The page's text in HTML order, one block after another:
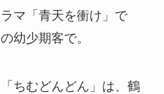
マ「青天を衝け」で
幼少期客で。
ちむどんどん」は、鶴